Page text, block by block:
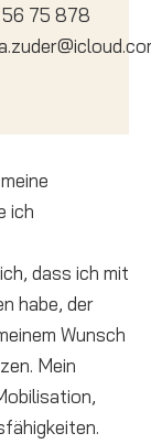
75 878
ich
dass ich mit
habe, der
Wunsch
Mein